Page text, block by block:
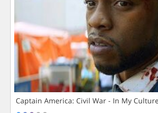
Captain America: Civil War - In My